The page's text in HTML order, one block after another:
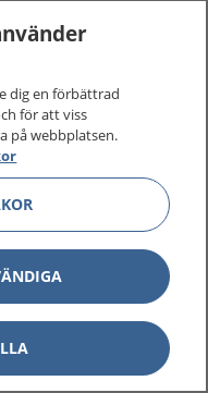
dig en förbättrad
för att viss
på webbplatsen.